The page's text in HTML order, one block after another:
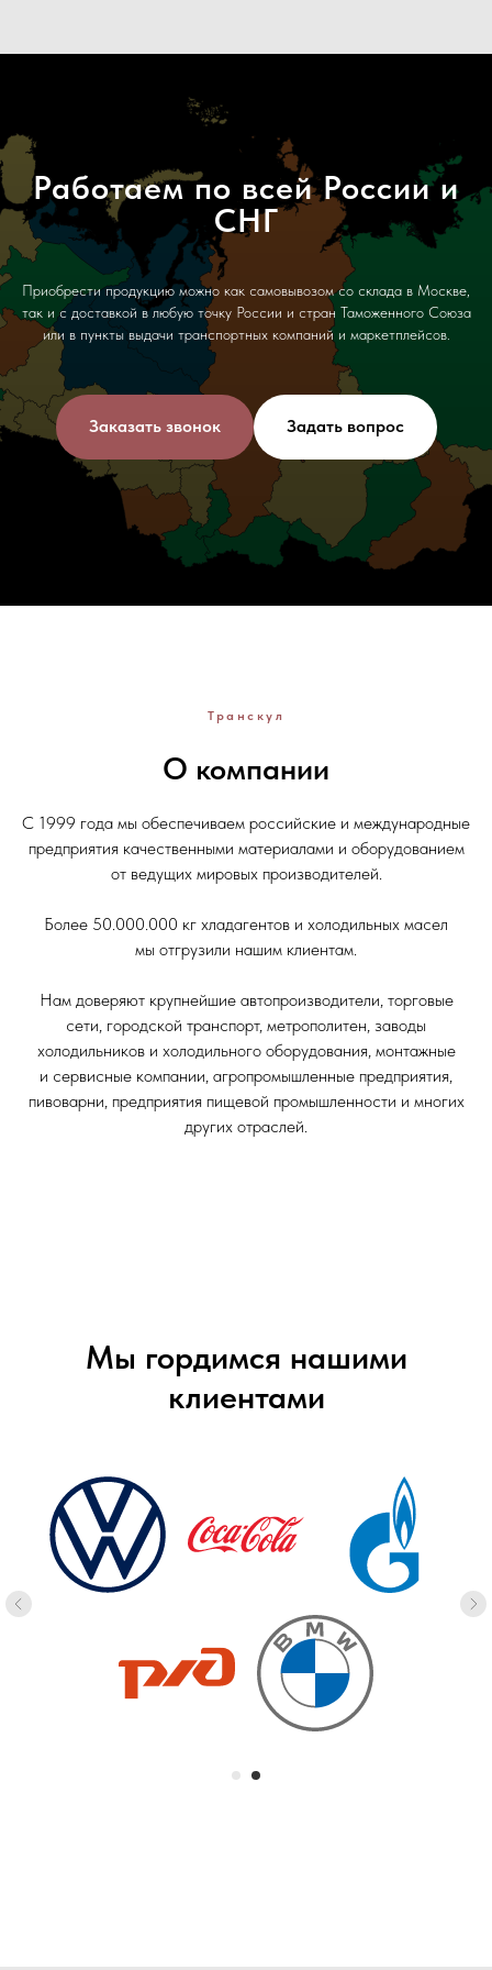
Работаем по всей России и
СНГ
Приобрести продукцию можно как самовывозом со склада в Москве,
так и с доставкой в любую точку России и стран Таможенного Союза
или в пункты выдачи транспортных компаний и маркетплейсов.
Заказать звонок Задать вопрос
Транскул
О компании
С 1999 года мы обеспечиваем российские и международные
предприятия качественными материалами и оборудованием
от ведущих мировых производителей.
Более 50.000.000 кг хладагентов и холодильных масел
мы отгрузили нашим клиентам.
Нам доверяют крупнейшие автопроизводители, торговые
сети, городской транспорт, метрополитен, заводы
холодильников и холодильного оборудования, монтажные
и сервисные компании, агропромышленные предприятия,
пивоварни, предприятия пищевой промышленности и многих
других отраслей.
Мы гордимся нашими
клиентами